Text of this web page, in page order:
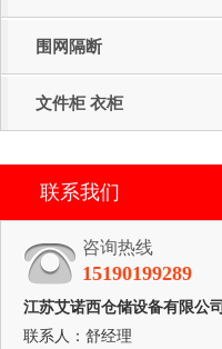
围网隔断
文件柜 衣柜
联系我们
咨询热线
15190199289
江苏艾诺西仓储设备有限公司
联系人：舒经理